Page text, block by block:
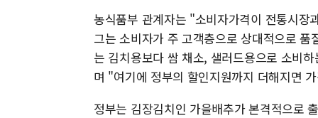
농식품부 관계자는 "소비자가격이 전통시장
그는 소비자가 주 고객층으로 상대적으로
는 김치용보다 쌈 채소, 샐러드용으로 소비
며 "여기에 정부의 할인지원까지 더해지면
정부는 김장김치인 가을배추가 본격적으로